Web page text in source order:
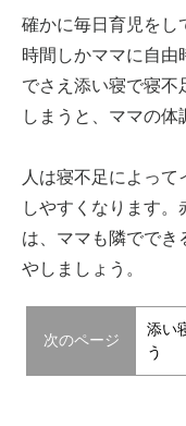
確かに毎日育児をし
時間しかママに自由
でさえ添い寝で寝不
しまうと、ママの体
人は寝不足によって
しやすくなります。
は、ママも隣ででき
やしましょう。
次のページ
添い
う